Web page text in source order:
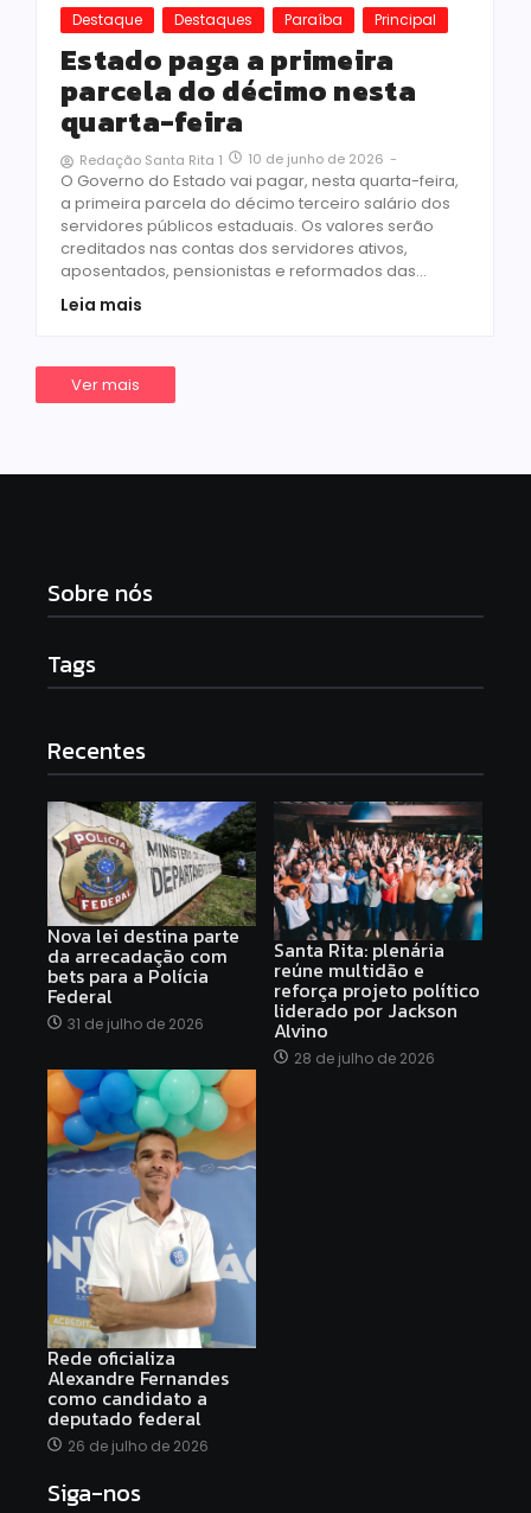
Destaque Destaques Paraíba Principal
Estado paga a primeira
parcela do décimo nesta
quarta-feira
Redação Santa Rita 1 10 de junho de 2026 -
O Governo do Estado vai pagar, nesta quarta-feira,
a primeira parcela do décimo terceiro salário dos
servidores públicos estaduais. Os valores serão
creditados nas contas dos servidores ativos,
aposentados, pensionistas e reformados das...
Leia mais
Ver mais
Sobre nós
Tags
Recentes
Nova lei destina parte
da arrecadação com
bets para a Polícia
Federal
31 de julho de 2026
Santa Rita: plenária
reúne multidão e
reforça projeto político
liderado por Jackson
Alvino
28 de julho de 2026
Rede oficializa
Alexandre Fernandes
como candidato a
deputado federal
26 de julho de 2026
Siga-nos